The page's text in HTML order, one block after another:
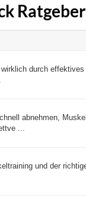
durch
abnehmen,
...
und der